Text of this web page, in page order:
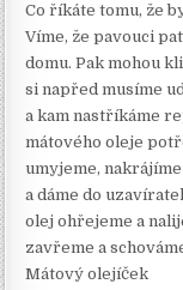
Co říkáte tomu, že
Víme, že pavouci
domu. Pak mohou
si napřed musíme
a kam nastříkáme
mátového oleje
umyjeme,
a dáme do
olej ohřejeme a
zavřeme a
Mátový olejíček